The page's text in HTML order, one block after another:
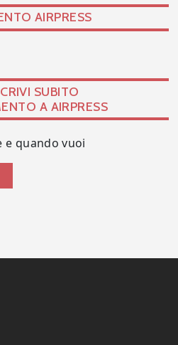
AIRPRESS
SUBITO
A AIRPRESS
e quando vuoi